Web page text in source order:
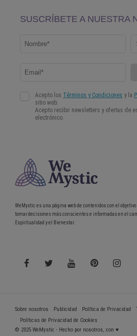
WeMystic es una página web de contenidos con el
tomar decisiones más conscientes e informadas en el
Espiritualidad y el Bienestar.
Sobre nosotros Publicidad Política de Privacidad
Políticas de Privacidad de Cookies
© 2025 WeMystic - Hecho por nosotros, con ♥